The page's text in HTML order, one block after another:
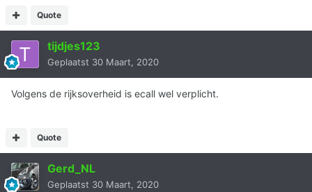
Quote
tijdjes123
Geplaatst 30 Maart, 2020
Volgens de rijksoverheid is ecall wel verplicht.
Quote
Gerd_NL
Geplaatst 30 Maart, 2020